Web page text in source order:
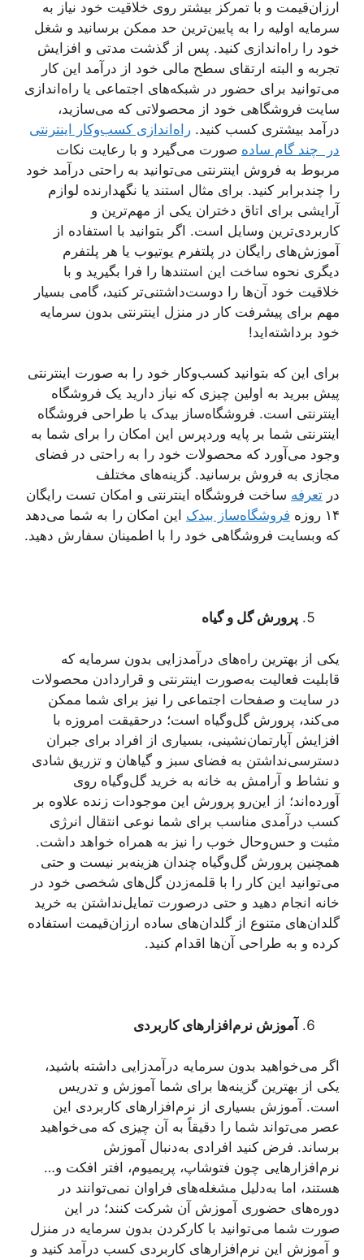
ارزان‌قیمت و با تمرکز بیشتر روی خلاقیت خود نیاز به
سرمایه اولیه را به پایین‌ترین حد ممکن برسانید و شغل
خود را راه‌اندازی کنید. پس از گذشت مدتی و افزایش
تجربه و البته ارتقای سطح مالی خود از درآمد این کار
می‌توانید برای حضور در شبکه‌های اجتماعی یا راه‌اندازی
سایت فروشگاهی خود از محصولاتی که می‌سازید،
درآمد بیشتری کسب کنید. راه‌اندازی کسب‌وکار اینترنتی
در چند گام ساده صورت می‌گیرد و با رعایت نکات
مربوط به فروش اینترنتی می‌توانید به راحتی درآمد خود
را چندبرابر کنید. برای مثال استند یا نگهدارنده لوازم
آرایشی برای اتاق دختران یکی از مهم‌ترین و
کاربردی‌ترین وسایل است. اگر بتوانید با استفاده از
آموزش‌های رایگان در پلتفرم یوتیوب یا هر پلتفرم
دیگری نحوه ساخت این استندها را فرا بگیرید و با
خلاقیت خود آن‌ها را دوست‌داشتنی‌تر کنید، گامی بسیار
مهم برای پیشرفت کار در منزل اینترنتی بدون سرمایه
خود برداشته‌اید!
برای این که بتوانید کسب‌وکار خود را به صورت اینترنتی
پیش ببرید به اولین چیزی که نیاز دارید یک فروشگاه
اینترنتی است. فروشگاه‌ساز بیدک با طراحی فروشگاه
اینترنتی شما بر پایه وردپرس این امکان را برای شما به
وجود می‌آورد که محصولات خود را به راحتی در فضای
مجازی به فروش برسانید. گزینه‌های مختلف
در تعرفه ساخت فروشگاه اینترنتی و امکان تست رایگان
۱۴ روزه
فروشگاه‌ساز بیدک این امکان را به شما می‌دهد
که وبسایت فروشگاهی خود را با اطمینان سفارش دهید.
پرورش گل و گیاه
یکی از بهترین راه‌های درآمدزایی بدون سرمایه که
قابلیت فعالیت به‌صورت اینترنتی و قراردادن محصولات
در سایت و صفحات اجتماعی را نیز برای شما ممکن
می‌کند، پرورش گل‌وگیاه است؛ درحقیقت امروزه با
افزایش آپارتمان‌نشینی، بسیاری از افراد برای جبران
دسترسی‌نداشتن به فضای سبز و گیاهان و تزریق شادی
و نشاط و آرامش به خانه به خرید گل‌وگیاه روی
آورده‌اند؛ از این‌رو پرورش این موجودات زنده علاوه ‌بر
کسب درآمدی مناسب برای شما نوعی انتقال انرژی
مثبت و حس‌وحال خوب را نیز به ‌همراه خواهد داشت.
همچنین پرورش گل‌وگیاه چندان هزینه‌بر نیست و حتی
می‌توانید این کار را با قلمه‌زدن گل‌های شخصی خود در
خانه انجام دهید و حتی درصورت تمایل‌نداشتن به خرید
گلدان‌های متنوع از گلدان‌های ساده ارزان‌قیمت استفاده
کرده و به طراحی آن‌ها اقدام کنید.
آموزش نرم‌افزارهای کاربردی
اگر می‌خواهید بدون سرمایه درآمدزایی داشته باشید،
یکی از بهترین گزینه‌ها برای شما آموزش و تدریس
است. آموزش بسیاری از نرم‌افزارهای کاربردی این
عصر می‌تواند شما را دقیقاً به آن ‌چیزی که می‌خواهید
برساند. فرض کنید افرادی به‌دنبال آموزش
نرم‌افزارهایی چون فتوشاپ، پریمیوم، افتر افکت و…
هستند، اما به‌دلیل مشغله‌های فراوان نمی‌توانند در
دوره‌های حضوری آموزش آن شرکت کنند؛ در این
صورت شما می‌توانید با کارکردن بدون سرمایه در منزل
و آموزش این نرم‌افزارهای کاربردی کسب درآمد کنید و